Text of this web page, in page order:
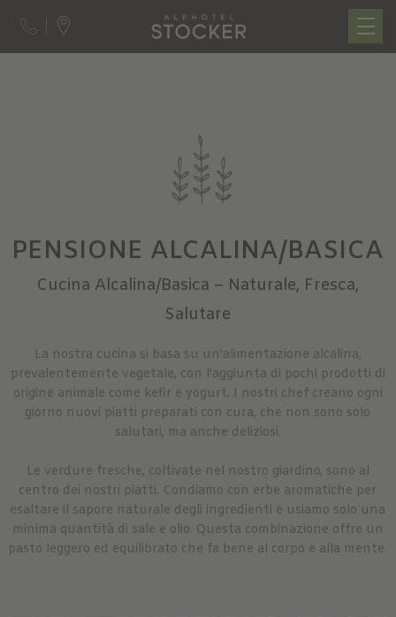
PENSIONE ALCALINA/BASICA
Cucina Alcalina/Basica – Naturale, Fresca,
Salutare
La nostra cucina si basa su un'alimentazione alcalina,
prevalentemente vegetale, con l'aggiunta di pochi prodotti di
origine animale come kefir e yogurt. I nostri chef creano ogni
giorno nuovi piatti preparati con cura, che non sono solo
salutari, ma anche deliziosi.
Le verdure fresche, coltivate nel nostro giardino, sono al
centro dei nostri piatti. Condiamo con erbe aromatiche per
esaltare il sapore naturale degli ingredienti e usiamo solo una
minima quantità di sale e olio. Questa combinazione offre un
pasto leggero ed equilibrato che fa bene al corpo e alla mente.